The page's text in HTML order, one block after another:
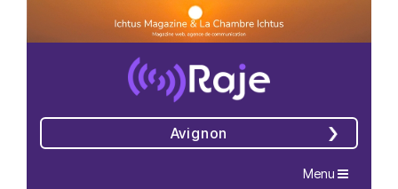
Avignon
Navigation
Menu